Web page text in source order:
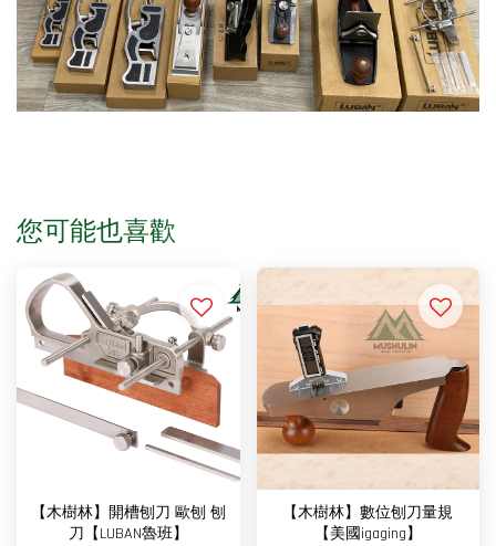
您可能也喜歡
【木樹林】開槽刨刀 歐刨 刨
刀【LUBAN魯班】
【木樹林】數位刨刀量規
【美國igaging】